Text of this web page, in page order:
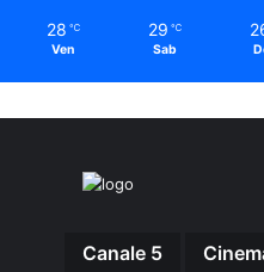
28 ℃
Ven
29 ℃
Sab
Canale 5